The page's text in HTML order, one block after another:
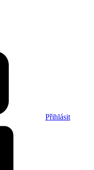
Přihlásit